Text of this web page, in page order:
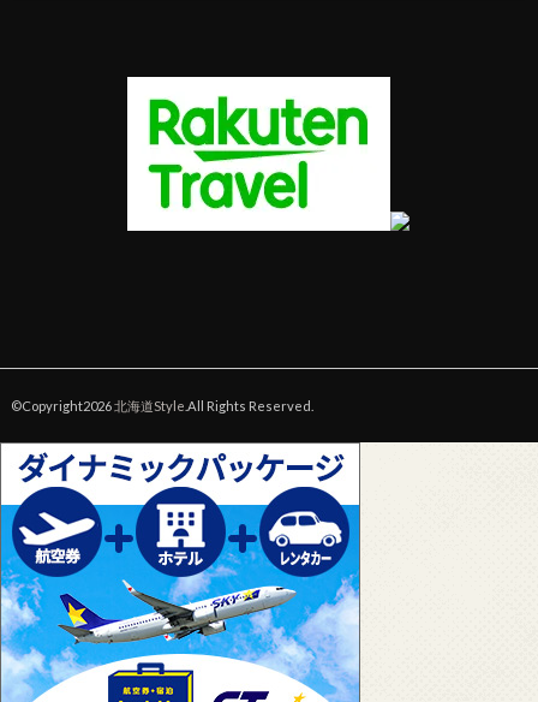
©Copyright2026北海道Style .All Rights Reserved.